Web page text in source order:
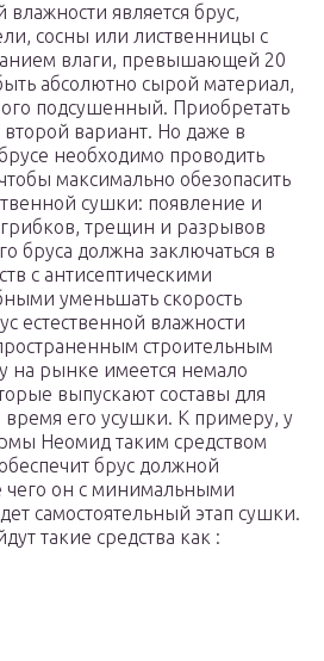
влажности является брус,
сосны или лиственницы с
влаги, превышающей 20
абсолютно сырой материал,
подсушенный. Приобретать
вариант. Но даже в
необходимо проводить
максимально обезопасить
сушки: появление и
трещин и разрывов
бруса должна заключаться в
с антисептическими
уменьшать скорость
естественной влажности
строительным
на рынке имеется немало
выпускают составы для
время его усушки. К примеру, у
Неомид таким средством
брус должной
чего он с минимальными
самостоятельный этап сушки.
такие средства как :